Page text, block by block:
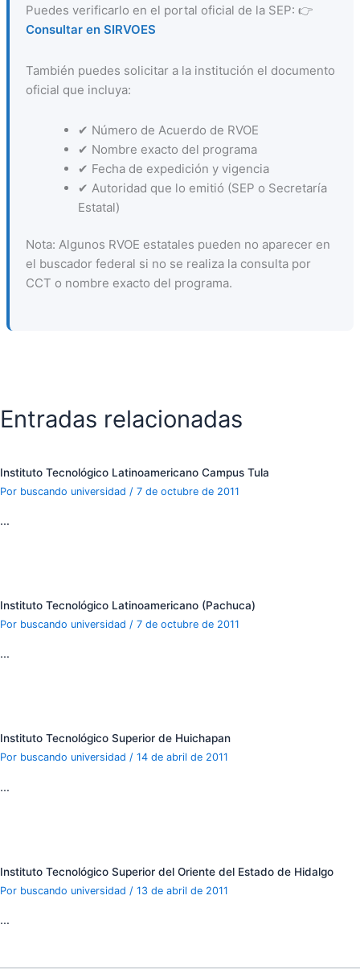
Puedes verificarlo en el portal oficial de la SEP: 👉
Consultar en SIRVOES
También puedes solicitar a la institución el documento
oficial que incluya:
✔ Número de Acuerdo de RVOE
✔ Nombre exacto del programa
✔ Fecha de expedición y vigencia
✔ Autoridad que lo emitió (SEP o Secretaría
Estatal)
Nota: Algunos RVOE estatales pueden no aparecer en
el buscador federal si no se realiza la consulta por
CCT o nombre exacto del programa.
Entradas relacionadas
Instituto Tecnológico Latinoamericano Campus Tula
Por buscando universidad / 7 de octubre de 2011
…
Instituto Tecnológico Latinoamericano (Pachuca)
Por buscando universidad / 7 de octubre de 2011
…
Instituto Tecnológico Superior de Huichapan
Por buscando universidad / 14 de abril de 2011
…
Instituto Tecnológico Superior del Oriente del Estado de Hidalgo
Por buscando universidad / 13 de abril de 2011
…